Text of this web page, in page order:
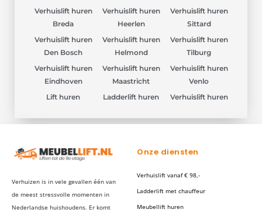
Verhuislift huren
Breda
Verhuislift huren
Den Bosch
Verhuislift huren
Eindhoven
Lift huren
Verhuislift huren
Heerlen
Verhuislift huren
Helmond
Verhuislift huren
Maastricht
Ladderlift huren
Verhuislift huren
Sittard
Verhuislift huren
Tilburg
Verhuislift huren
Venlo
Verhuislift huren
Verhuizen is in vele gevallen één van
de meest stressvolle momenten in
Nederlandse huishoudens. Er komt
Onze diensten
Verhuislift vanaf € 98,-
Ladderlift met chauffeur
Meubellift huren